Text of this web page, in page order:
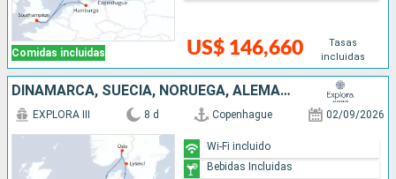
Comidas incluidas US$ 146,660
Tasas
incluidas
DINAMARCA, SUECIA, NORUEGA, ALEMANIA, REINO UNIDO
EXPLORA III 8 d Copenhague 02/09/2026
Wi-Fi incluido
Bebidas Incluidas